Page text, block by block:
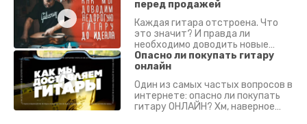
перед продажей
Каждая гитара отстроена. Что
это значит? И правда ли
необходимо доводить новые
гитары? Если кратко - да.
Подробно - в видео :)
Опасно ли покупать гитару
онлайн
Один из самых частых вопросов в
интернете: опасно ли покупать
гитару ОНЛАЙН? Хм, наверное